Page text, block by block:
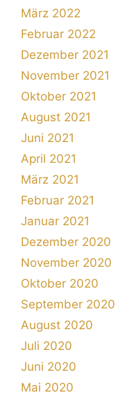
März 2022
Februar 2022
Dezember 2021
November 2021
Oktober 2021
August 2021
Juni 2021
April 2021
März 2021
Februar 2021
Januar 2021
Dezember 2020
November 2020
Oktober 2020
September 2020
August 2020
Juli 2020
Juni 2020
Mai 2020